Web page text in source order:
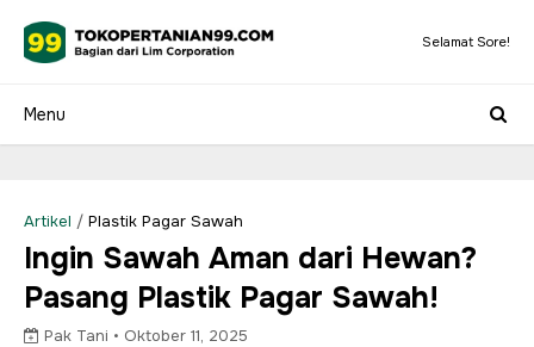
Selamat Sore!
Artikel / Plastik Pagar Sawah
Ingin Sawah Aman dari Hewan?
Pasang Plastik Pagar Sawah!
Pak Tani • Oktober 11, 2025